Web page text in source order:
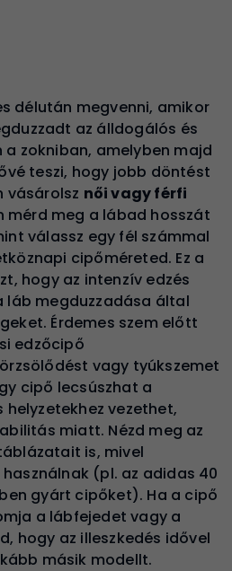
délután megvenni, amikor
az álldogálós és
zokniban, amelyben majd
teszi, hogy jobb döntést
vásárolsz női vagy férfi
mérd meg a lábad hosszát
válassz egy fél számmal
cipőméreted. Ez a
hogy az intenzív edzés
megduzzadása által
Érdemes szem előtt
edzőcipő
vagy tyúkszemet
cipő lecsúszhat a
helyzetekhez vezethet,
miatt. Nézd meg az
is, mivel
(pl. az adidas 40
gyárt cipőket). Ha a cipő
a lábfejedet vagy a
hogy az illeszkedés idővel
másik modellt.